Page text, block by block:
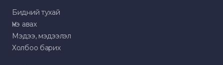
Бидний тухай
Үнэ авах
Мэдээ, мэдээлэл
Холбоо барих